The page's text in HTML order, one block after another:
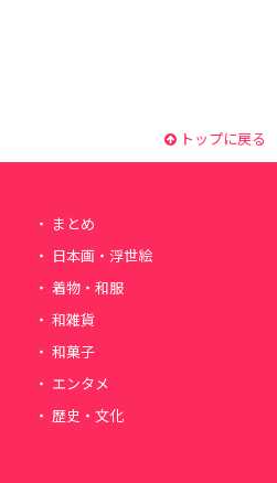
トップに戻る
まとめ
日本画・浮世絵
着物・和服
和雑貨
和菓子
エンタメ
歴史・文化